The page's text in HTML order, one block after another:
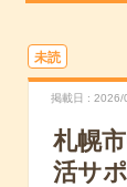
未読
掲載日 2026/
札幌
活サ